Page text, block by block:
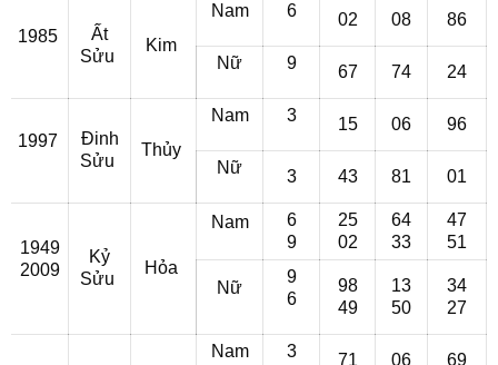
1985
Ất
Sửu
Kim
Nam 6 02 08 86
Nữ 9 67 74 24
1997
Đinh
Sửu
Thủy
Nam 3 15 06 96
Nữ 3 43 81 01
1949
2009
Kỷ
Sửu
Hỏa
Nam
6
9
25
02
64
33
47
51
Nữ
9
6
98
49
13
50
34
27
Nam 3 71 06 69